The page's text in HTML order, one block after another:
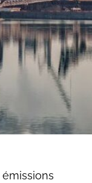
émissions